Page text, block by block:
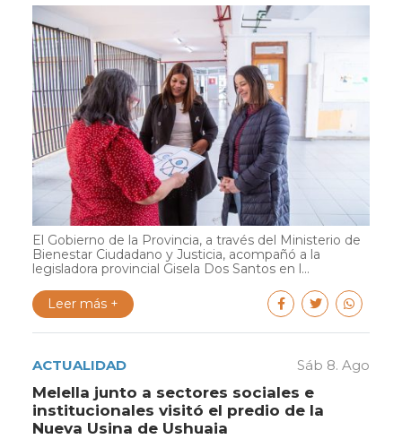
El Gobierno de la Provincia, a través del Ministerio de
Bienestar Ciudadano y Justicia, acompañó a la
legisladora provincial Gisela Dos Santos en l...
Leer más +
ACTUALIDAD Sáb 8. Ago
Melella junto a sectores sociales e
institucionales visitó el predio de la
Nueva Usina de Ushuaia